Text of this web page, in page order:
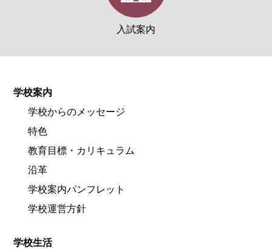
入試案内
学校案内
学校からのメッセージ
特色
教育目標・カリキュラム
沿革
学校案内パンフレット
学校運営方針
学校生活